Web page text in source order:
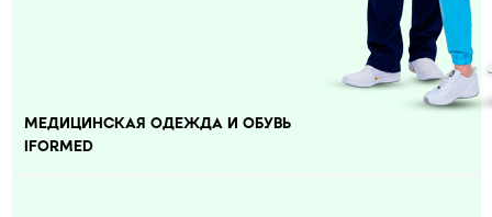
МЕДИЦИНСКАЯ ОДЕЖДА И ОБУВЬ
IFORMED